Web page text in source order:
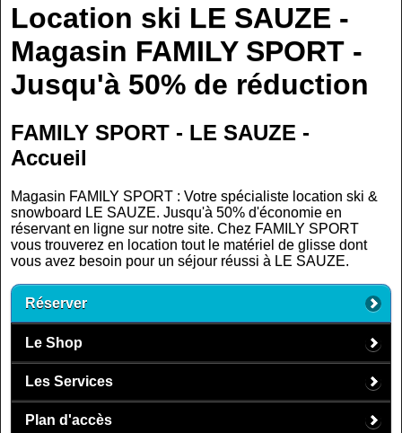
Location ski LE SAUZE -
Magasin FAMILY SPORT -
Jusqu'à 50% de réduction
FAMILY SPORT - LE SAUZE -
Accueil
Magasin FAMILY SPORT : Votre spécialiste location ski &
snowboard LE SAUZE. Jusqu'à 50% d'économie en
réservant en ligne sur notre site. Chez FAMILY SPORT
vous trouverez en location tout le matériel de glisse dont
vous avez besoin pour un séjour réussi à LE SAUZE.
Réserver
Le Shop
Les Services
Plan d'accès